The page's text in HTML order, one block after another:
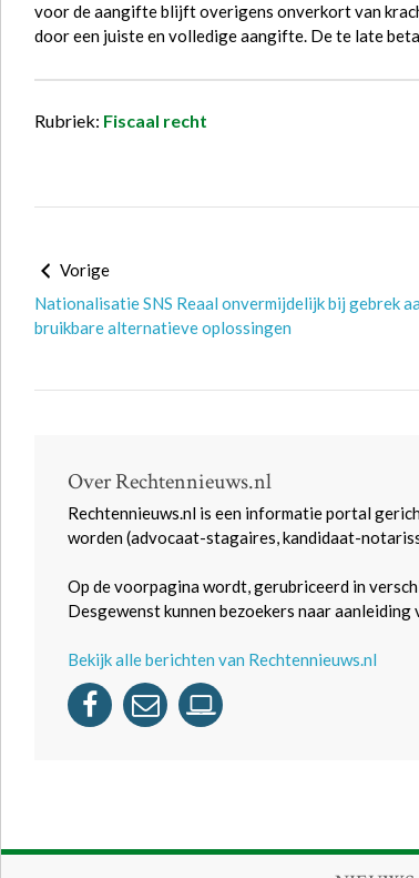
voor de aangifte blijft overigens onverkort van
door een juiste en volledige aangifte. De te late
Rubriek: Fiscaal recht
Vorige
Nationalisatie SNS Reaal onvermijdelijk bij gebrek
bruikbare alternatieve oplossingen
Over Rechtennieuws.nl
Rechtennieuws.nl is een informatie portal
worden (advocaat-stagaires, kandidaat-
Op de voorpagina wordt, gerubriceerd in
Desgewenst kunnen bezoekers naar
Bekijk alle berichten van Rechtennieuws.nl